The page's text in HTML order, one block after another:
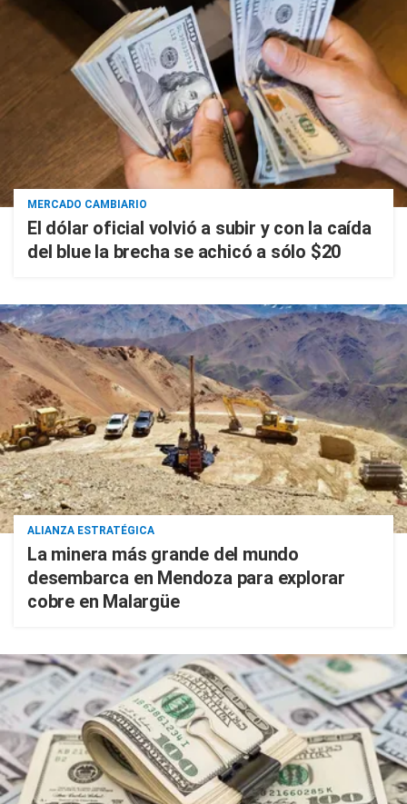
MERCADO CAMBIARIO
El dólar oficial volvió a subir y con la caída
del blue la brecha se achicó a sólo $20
ALIANZA ESTRATÉGICA
La minera más grande del mundo
desembarca en Mendoza para explorar
cobre en Malargüe